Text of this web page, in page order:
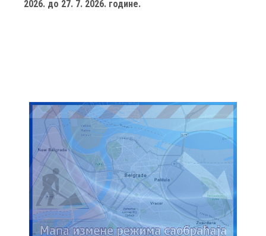
2026. до 27. 7. 2026. године.